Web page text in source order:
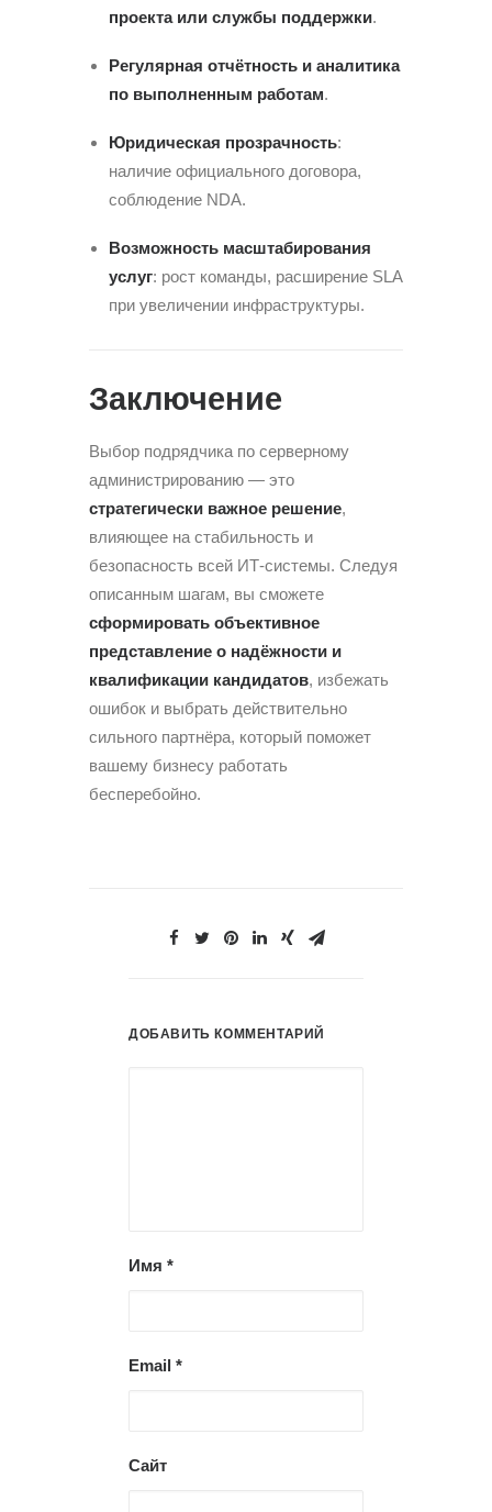
проекта или службы поддержки.
Регулярная отчётность и аналитика
по выполненным работам.
Юридическая прозрачность:
наличие официального договора,
соблюдение NDA.
Возможность масштабирования
услуг: рост команды, расширение SLA
при увеличении инфраструктуры.
Заключение
Выбор подрядчика по серверному
администрированию — это
стратегически важное решение,
влияющее на стабильность и
безопасность всей ИТ-системы. Следуя
описанным шагам, вы сможете
сформировать объективное
представление о надёжности и
квалификации кандидатов, избежать
ошибок и выбрать действительно
сильного партнёра, который поможет
вашему бизнесу работать
бесперебойно.
ДОБАВИТЬ КОММЕНТАРИЙ
Имя *
Email *
Сайт